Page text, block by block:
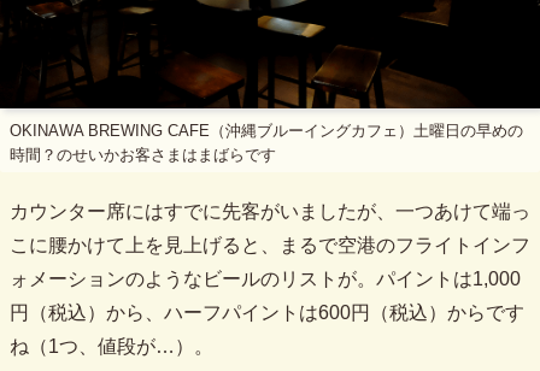
OKINAWA BREWING CAFE（沖縄ブルーイングカフェ）土曜日の早めの
時間？のせいかお客さまはまばらです
カウンター席にはすでに先客がいましたが、一つあけて端っ
こに腰かけて上を見上げると、まるで空港のフライトインフ
ォメーションのようなビールのリストが。パイントは1,000
円（税込）から、ハーフパイントは600円（税込）からです
ね（1つ、値段が…）。